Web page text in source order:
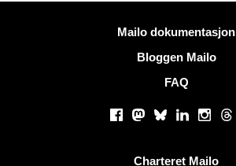
Mailo dokumentasjon
Bloggen Mailo
FAQ
Facebook
Mastodon
BlueskyLinkedIn
Charteret Mailo